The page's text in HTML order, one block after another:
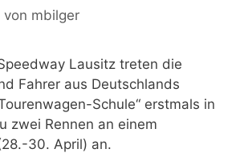
von mbilger
Lausitz treten die
Fahrer aus Deutschlands
Schule“ erstmals in
zwei Rennen an einem
30. April) an.